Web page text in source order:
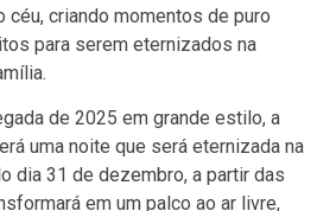
céu, criando momentos de puro
para serem eternizados na
de 2025 em grande estilo, a
uma noite que será eternizada na
dia 31 de dezembro, a partir das
em um palco ao ar livre,